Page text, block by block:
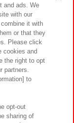
トポリシー
ィ方針と検証結果
問・お問い合わせ
and ads. We
with our
it with
or that they
Please click
cookies and
the right to opt
partners.
to
opt-out
sharing of